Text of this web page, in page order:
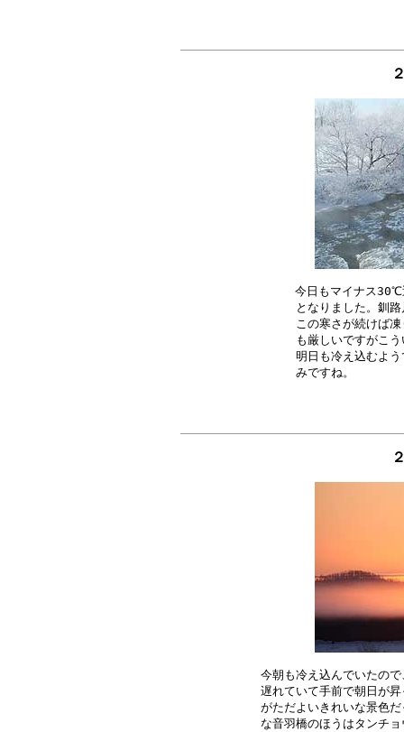
今日もマイナス30℃
となりました。釧
この寒さが続けば
も厳しいですがこ
明日も冷え込むよ
今朝も冷え込んでいたの
遅れていて手前で朝日が
がただよいきれいな景色
な音羽橋のほうはタンチ